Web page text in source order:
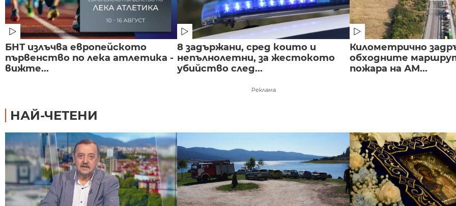
БНТ излъчва европейското
първенство по лека атлетика -
вижте...
8 задържани, сред които и
непълнолетни, за жестокото
убийство след...
Километрично
обходните
пожара на АМ...
Реклама
НАЙ-ЧЕТЕНИ